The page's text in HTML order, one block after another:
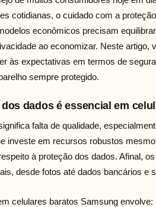
cotidianas, o cuidado com a
econômicos precisam
ao economizar. Neste
às expectativas em termos de
sempre protegido.
dados é essencial em
falta de qualidade,
investe em recursos robustos
à proteção dos dados. Afinal,
desde fotos até dados bancários e
celulares baratos Samsung envolve: